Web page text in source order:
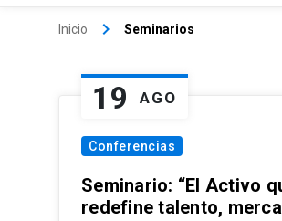
Inicio keyboard_arrow_right Seminarios
19 AGO
Conferencias
Seminario: “El Activo
redefine talento,